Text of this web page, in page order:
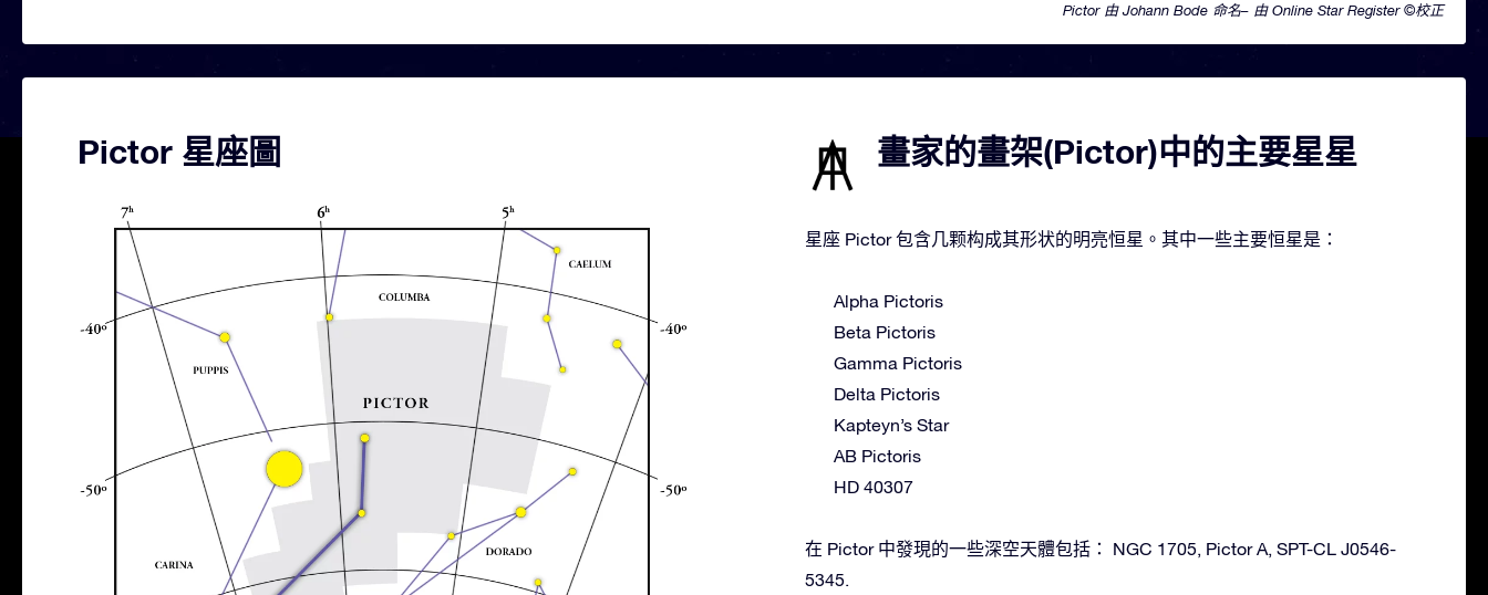
Pictor 由 Johann Bode 命名– 由 Online Star Register ©校正
Pictor 星座圖 畫家的畫架(Pictor)中的主要星星
星座 Pictor 包含几颗构成其形状的明亮恒星。其中一些主要恒星是：
Alpha Pictoris
Beta Pictoris
Gamma Pictoris
Delta Pictoris
Kapteyn’s Star
AB Pictoris
HD 40307
在 Pictor 中發現的一些深空天體包括： NGC 1705, Pictor A, SPT-CL J0546-
5345.